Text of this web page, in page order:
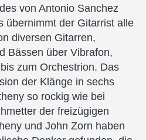
von Antonio Sanchez
übernimmt der Gitarrist alle
diversen Gitarren,
Bässen über Vibrafon,
zum Orchestrion. Das
der Klänge in sechs
so rockig wie bei
der freizügigen
und John Zorn haben